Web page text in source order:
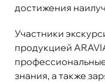
достижения
Участники
продукцией
знания, а также